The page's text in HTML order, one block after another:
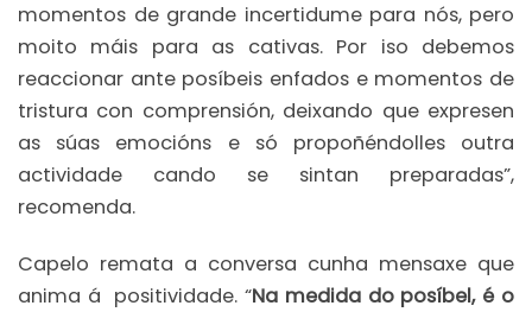
momentos de grande incertidume para nós, pero
moito máis para as cativas. Por iso debemos
reaccionar ante posíbeis enfados e momentos de
tristura con comprensión, deixando que expresen
as súas emocións e só propoñéndolles outra
actividade cando se sintan preparadas”,
recomenda.
Capelo remata a conversa cunha mensaxe que
anima á positividade. “Na medida do posíbel, é o